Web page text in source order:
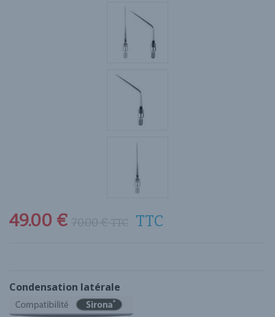
70.00€ TTC
49.00 € TTC
Condensation latérale